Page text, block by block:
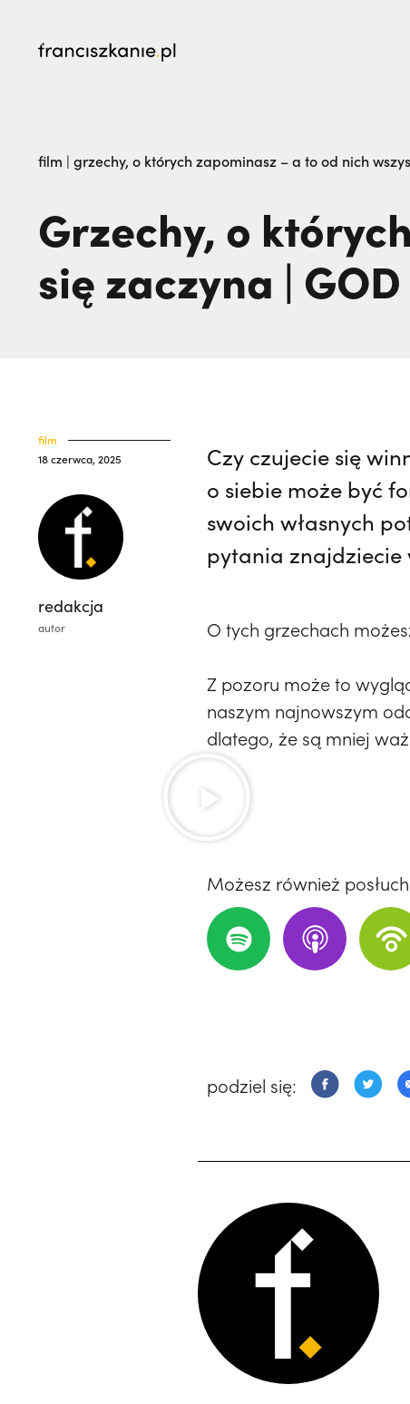
Kalwaria Pacławska zaprasza na Wielki
film | grzechy, o których zapominasz – a to od nich
Grzechy, o
się zaczyna |
film
18 czerwca, 2025
redakcja
autor
Czy czujecie się
o siebie może być
swoich własnych
pytania znajdziecie
O tych grzechach
Z pozoru może to
naszym najnowszym
dlatego, że są mniej
Możesz również
podziel się: